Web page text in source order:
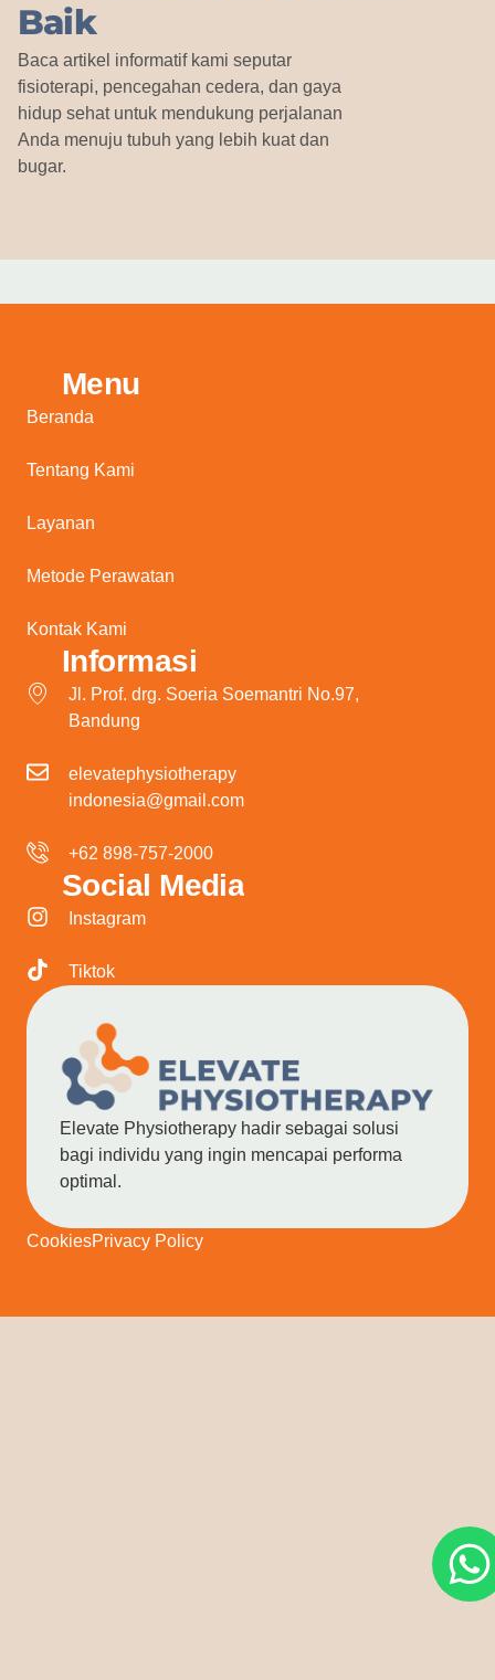
Baik
Baca artikel informatif kami seputar
fisioterapi, pencegahan cedera, dan gaya
hidup sehat untuk mendukung perjalanan
Anda menuju tubuh yang lebih kuat dan
bugar.
Menu
Beranda
Tentang Kami
Layanan
Metode Perawatan
Kontak Kami
Informasi
Jl. Prof. drg. Soeria Soemantri No.97,
Bandung
elevatephysiotherapy
indonesia@gmail.com
+62 898-757-2000
Social Media
Instagram
Tiktok
Elevate Physiotherapy hadir sebagai solusi
bagi individu yang ingin mencapai performa
optimal.
CookiesPrivacy Policy